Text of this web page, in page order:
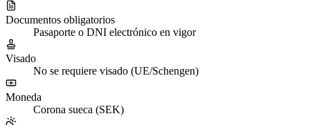
Documentos obligatorios
Pasaporte o DNI electrónico en vigor
Visado
No se requiere visado (UE/Schengen)
Moneda
Corona sueca (SEK)